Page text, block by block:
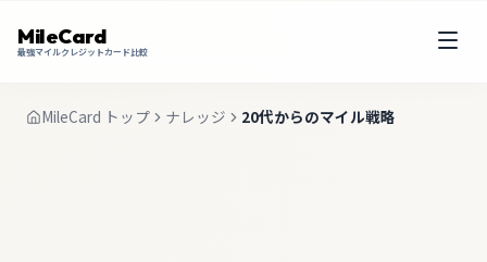
MileCard
最強マイルクレジットカード比較
MileCard トップ ナレッジ 20代からのマイル戦略